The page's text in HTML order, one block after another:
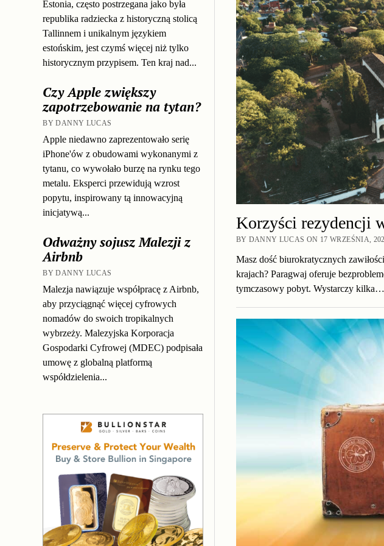
Estonia, często postrzegana jako była
republika radziecka z historyczną stolicą
Tallinnem i unikalnym językiem
estońskim, jest czymś więcej niż tylko
historycznym przypisem. Ten kraj nad...
Czy Apple zwiększy
zapotrzebowanie na tytan?
BY DANNY LUCAS
Apple niedawno zaprezentowało serię
iPhone'ów z obudowami wykonanymi z
tytanu, co wywołało burzę na rynku tego
metalu. Eksperci przewidują wzrost
popytu, inspirowany tą innowacyjną
inicjatywą...
Odważny sojusz Malezji z
Airbnb
BY DANNY LUCAS
Malezja nawiązuje współpracę z Airbnb,
aby przyciągnąć więcej cyfrowych
nomadów do swoich tropikalnych
wybrzeży. Malezyjska Korporacja
Gospodarki Cyfrowej (MDEC) podpisała
umowę z globalną platformą
współdzielenia...
Korzyści rezydencji
BY DANNY LUCAS ON 17 WRZEŚNIA,
Masz dość biurokratycznych
krajach? Paragwaj oferuje
tymczasowy pobyt. Wystarczy kilka…